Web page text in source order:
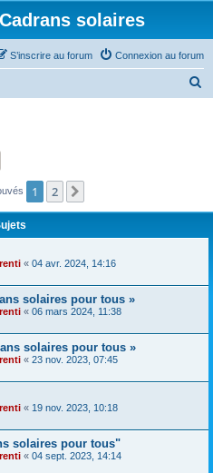
solaires
Connexion au forum
S’inscrire au forum
c
1 2
« 04 avr. 2024, 14:16
solaires pour tous »
« 06 mars 2024, 11:38
solaires pour tous »
« 23 nov. 2023, 07:45
« 19 nov. 2023, 10:18
solaires pour tous"
« 04 sept. 2023, 14:14